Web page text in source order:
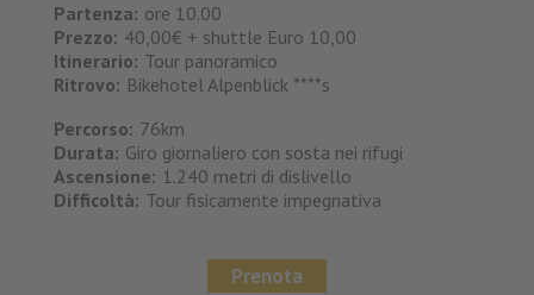
Partenza: ore 10.00
Prezzo: 40,00€ + shuttle Euro 10,00
Itinerario: Tour panoramico
Ritrovo: Bikehotel Alpenblick ****s
Percorso: 76km
Durata: Giro giornaliero con sosta nei rifugi
Ascensione: 1.240 metri di dislivello
Difficoltà: Tour fisicamente impegnativa
Prenota